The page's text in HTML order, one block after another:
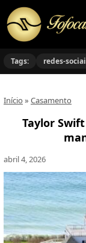
Tags: redes-
Início » Casamento
Taylor
abril 4, 2026